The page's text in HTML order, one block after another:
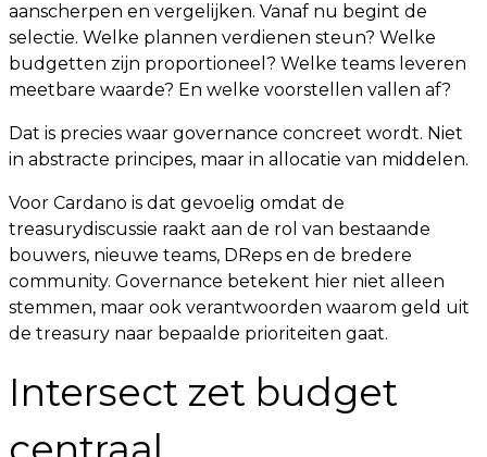
aanscherpen en vergelijken. Vanaf nu begint de
selectie. Welke plannen verdienen steun? Welke
budgetten zijn proportioneel? Welke teams leveren
meetbare waarde? En welke voorstellen vallen af?
Dat is precies waar governance concreet wordt. Niet
in abstracte principes, maar in allocatie van middelen.
Voor Cardano is dat gevoelig omdat de
treasurydiscussie raakt aan de rol van bestaande
bouwers, nieuwe teams, DReps en de bredere
community. Governance betekent hier niet alleen
stemmen, maar ook verantwoorden waarom geld uit
de treasury naar bepaalde prioriteiten gaat.
Intersect zet budget